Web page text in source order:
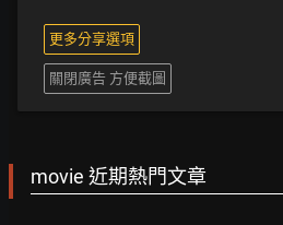
更多分享選項
關閉廣告 方便截圖
movie 近期熱門文章